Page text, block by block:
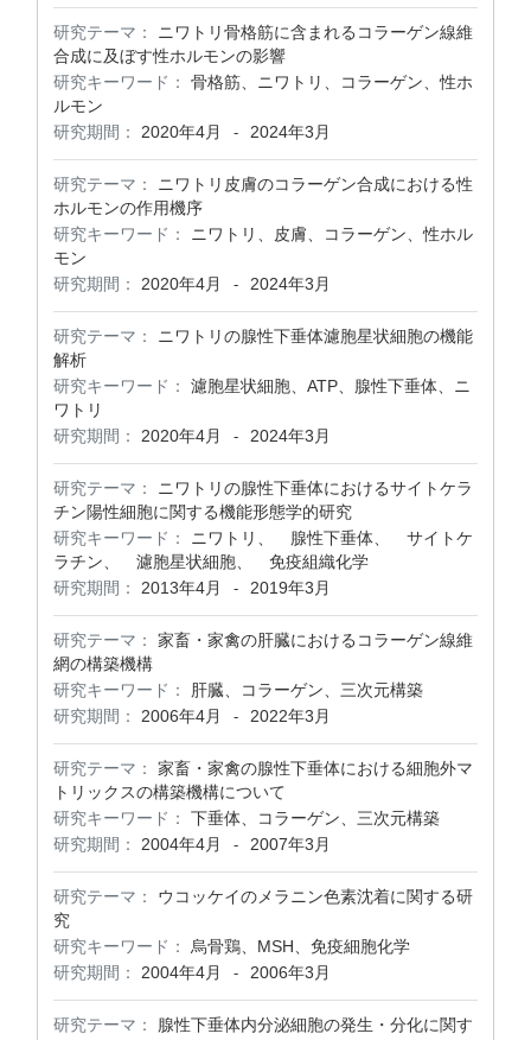
研究テーマ：
ニワトリ骨格筋に含まれるコラーゲン線維
合成に及ぼす性ホルモンの影響
研究キーワード：
骨格筋、ニワトリ、コラーゲン、性ホ
ルモン
研究期間：
2020年4月 - 2024年3月
研究テーマ：
ニワトリ皮膚のコラーゲン合成における性
ホルモンの作用機序
研究キーワード：
ニワトリ、皮膚、コラーゲン、性ホル
モン
研究期間：
2020年4月 - 2024年3月
研究テーマ：
ニワトリの腺性下垂体濾胞星状細胞の機能
解析
研究キーワード：
濾胞星状細胞、ATP、腺性下垂体、ニ
ワトリ
研究期間：
2020年4月 - 2024年3月
研究テーマ：
ニワトリの腺性下垂体におけるサイトケラ
チン陽性細胞に関する機能形態学的研究
研究キーワード：
ニワトリ、 腺性下垂体、 サイトケ
ラチン、 濾胞星状細胞、 免疫組織化学
研究期間：
2013年4月 - 2019年3月
研究テーマ：
家畜・家禽の肝臓におけるコラーゲン線維
網の構築機構
研究キーワード：
肝臓、コラーゲン、三次元構築
研究期間：
2006年4月 - 2022年3月
研究テーマ：
家畜・家禽の腺性下垂体における細胞外マ
トリックスの構築機構について
研究キーワード：
下垂体、コラーゲン、三次元構築
研究期間：
2004年4月 - 2007年3月
研究テーマ：
ウコッケイのメラニン色素沈着に関する研
究
研究キーワード：
烏骨鶏、MSH、免疫細胞化学
研究期間：
2004年4月 - 2006年3月
研究テーマ：
腺性下垂体内分泌細胞の発生・分化に関す